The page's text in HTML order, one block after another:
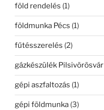
föld rendelés (1)
földmunka Pécs (1)
fűtésszerelés (2)
gázkészülék Pilsivörösvár
gépi aszfaltozás (1)
gépi földmunka (3)